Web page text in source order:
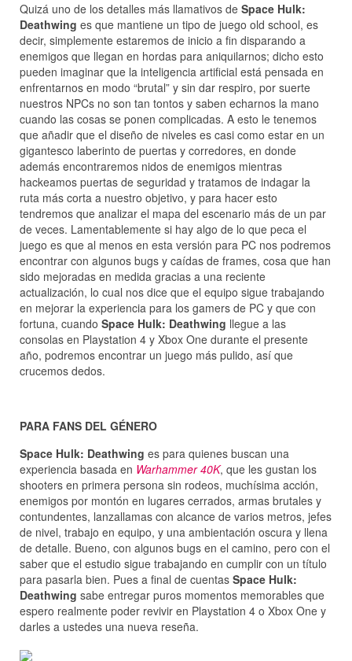
Quizá uno de los detalles más llamativos de Space Hulk:
Deathwing es que mantiene un tipo de juego old school, es
decir, simplemente estaremos de inicio a fin disparando a
enemigos que llegan en hordas para aniquilarnos; dicho esto
pueden imaginar que la inteligencia artificial está pensada en
enfrentarnos en modo “brutal” y sin dar respiro, por suerte
nuestros NPCs no son tan tontos y saben echarnos la mano
cuando las cosas se ponen complicadas. A esto le tenemos
que añadir que el diseño de niveles es casi como estar en un
gigantesco laberinto de puertas y corredores, en donde
además encontraremos nidos de enemigos mientras
hackeamos puertas de seguridad y tratamos de indagar la
ruta más corta a nuestro objetivo, y para hacer esto
tendremos que analizar el mapa del escenario más de un par
de veces. Lamentablemente si hay algo de lo que peca el
juego es que al menos en esta versión para PC nos podremos
encontrar con algunos bugs y caídas de frames, cosa que han
sido mejoradas en medida gracias a una reciente
actualización, lo cual nos dice que el equipo sigue trabajando
en mejorar la experiencia para los gamers de PC y que con
fortuna, cuando Space Hulk: Deathwing llegue a las
consolas en Playstation 4 y Xbox One durante el presente
año, podremos encontrar un juego más pulido, así que
crucemos dedos.
PARA FANS DEL GÉNERO
Space Hulk: Deathwing es para quienes buscan una
experiencia basada en Warhammer 40K, que les gustan los
shooters en primera persona sin rodeos, muchísima acción,
enemigos por montón en lugares cerrados, armas brutales y
contundentes, lanzallamas con alcance de varios metros, jefes
de nivel, trabajo en equipo, y una ambientación oscura y llena
de detalle. Bueno, con algunos bugs en el camino, pero con el
saber que el estudio sigue trabajando en cumplir con un título
para pasarla bien. Pues a final de cuentas Space Hulk:
Deathwing sabe entregar puros momentos memorables que
espero realmente poder revivir en Playstation 4 o Xbox One y
darles a ustedes una nueva reseña.